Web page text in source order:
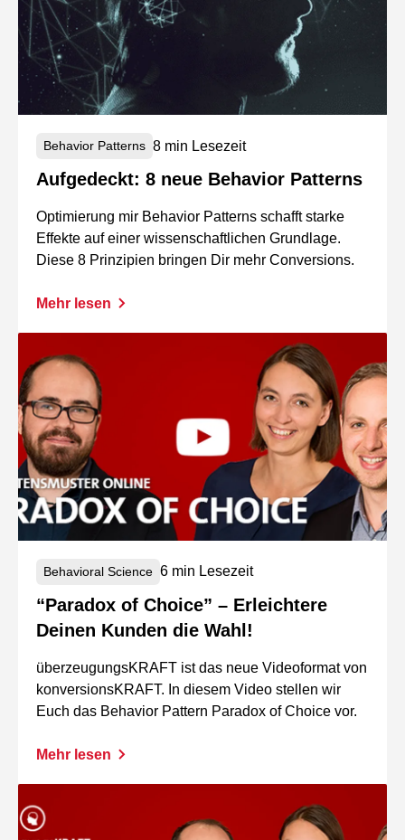
Behavior Patterns 8 min Lesezeit
Aufgedeckt: 8 neue Behavior Patterns
Optimierung mir Behavior Patterns schafft starke
Effekte auf einer wissenschaftlichen Grundlage.
Diese 8 Prinzipien bringen Dir mehr Conversions.
Mehr lesen
Behavioral Science 6 min Lesezeit
“Paradox of Choice” – Erleichtere
Deinen Kunden die Wahl!
überzeugungsKRAFT ist das neue Videoformat von
konversionsKRAFT. In diesem Video stellen wir
Euch das Behavior Pattern Paradox of Choice vor.
Mehr lesen